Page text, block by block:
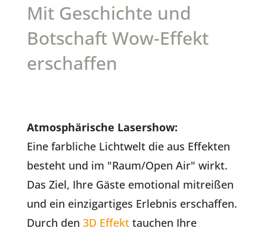
Mit Geschichte und
Botschaft Wow-Effekt
erschaffen
Atmosphärische Lasershow:
Eine farbliche Lichtwelt die aus Effekten
besteht und im "Raum/Open Air" wirkt.
Das Ziel, Ihre Gäste emotional mitreißen
und ein einzigartiges Erlebnis erschaffen.
Durch den 3D Effekttauchen Ihre